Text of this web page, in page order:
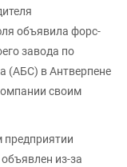
объявила форс-
завода по
(АБС) в Антверпене
своим
из-за